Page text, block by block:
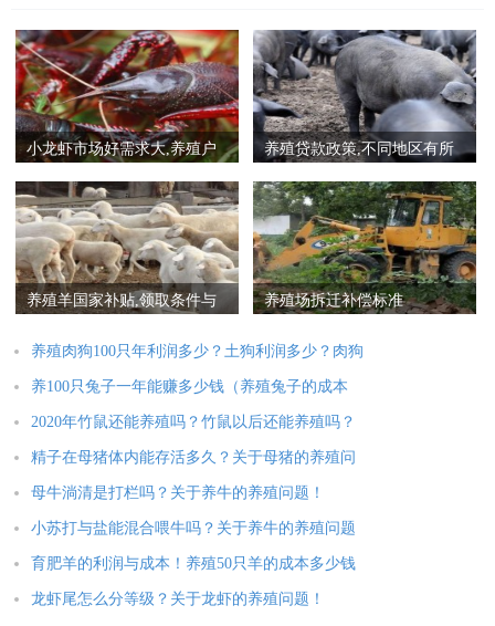
小龙虾市场好需求大,养殖户
养殖贷款政策,不同地区有所
养殖羊国家补贴,领取条件与
养殖场拆迁补偿标准
养殖肉狗100只年利润多少？土狗利润多少？肉狗
养100只兔子一年能赚多少钱（养殖兔子的成本
2020年竹鼠还能养殖吗？竹鼠以后还能养殖吗？
精子在母猪体内能存活多久？关于母猪的养殖问
母牛淌清是打栏吗？关于养牛的养殖问题！
小苏打与盐能混合喂牛吗？关于养牛的养殖问题
育肥羊的利润与成本！养殖50只羊的成本多少钱
龙虾尾怎么分等级？关于龙虾的养殖问题！